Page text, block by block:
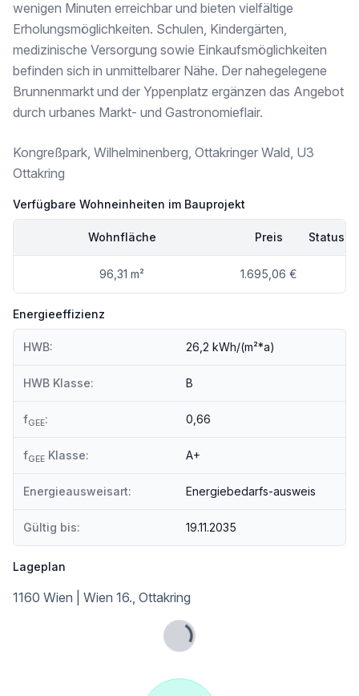
Apotheke <250m
Klinik <1.000m
Krankenhaus <500m
Kinder & Schulen
Schule <250m
Kindergarten <250m
Universität <1.750m
Nahversorgung
Supermarkt <250m
Einkaufszentrum <500m
Geldautomat <250m
Post <500m
Polizei <500m
Verkehr
Straßenbahn <250m
Autobahnanschluss <4.750m
Angaben Entfernung Luftlinie / Quelle: OpenStreetMap
wenigen Minuten erreichbar und bieten vielfältige
Erholungsmöglichkeiten. Schulen, Kindergärten,
medizinische Versorgung sowie Einkaufsmöglichkeiten
befinden sich in unmittelbarer Nähe. Der nahegelegene
Brunnenmarkt und der Yppenplatz ergänzen das Angebot
durch urbanes Markt- und Gastronomieflair.
Kongreßpark, Wilhelminenberg, Ottakringer Wald, U3
Ottakring
Verfügbare Wohneinheiten im Bauprojekt
Wohnfläche Preis Status
96,31 m² 1.695,06 €
Energieeffizienz
HWB: 26,2 kWh/(m²*a)
HWB Klasse: B
fGEE: 0,66
fGEE Klasse: A+
Energieausweisart: Energiebedarfs-ausweis
Gültig bis: 19.11.2035
Lageplan
1160 Wien | Wien 16., Ottakring
Lade...